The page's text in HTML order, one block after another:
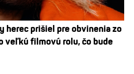
herec prišiel pre obvinenia zo
veľkú filmovú rolu, čo bude